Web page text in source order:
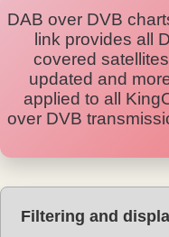
DAB over DVB
link provides all
covered
updated and
applied to all
over DVB
Filtering and